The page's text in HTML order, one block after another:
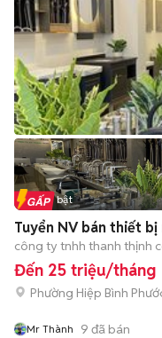
Tin nổi bật
Tuyển NV bán thiết
công ty tnhh thanh thịnh
Đến 25 triệu/tháng
Phường Hiệp Bình
Mr Thành 9 đã bán